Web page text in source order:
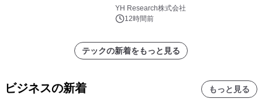
YH Research株式会社
12時間前
テックの新着をもっと見る
ビジネスの新着 もっと見る